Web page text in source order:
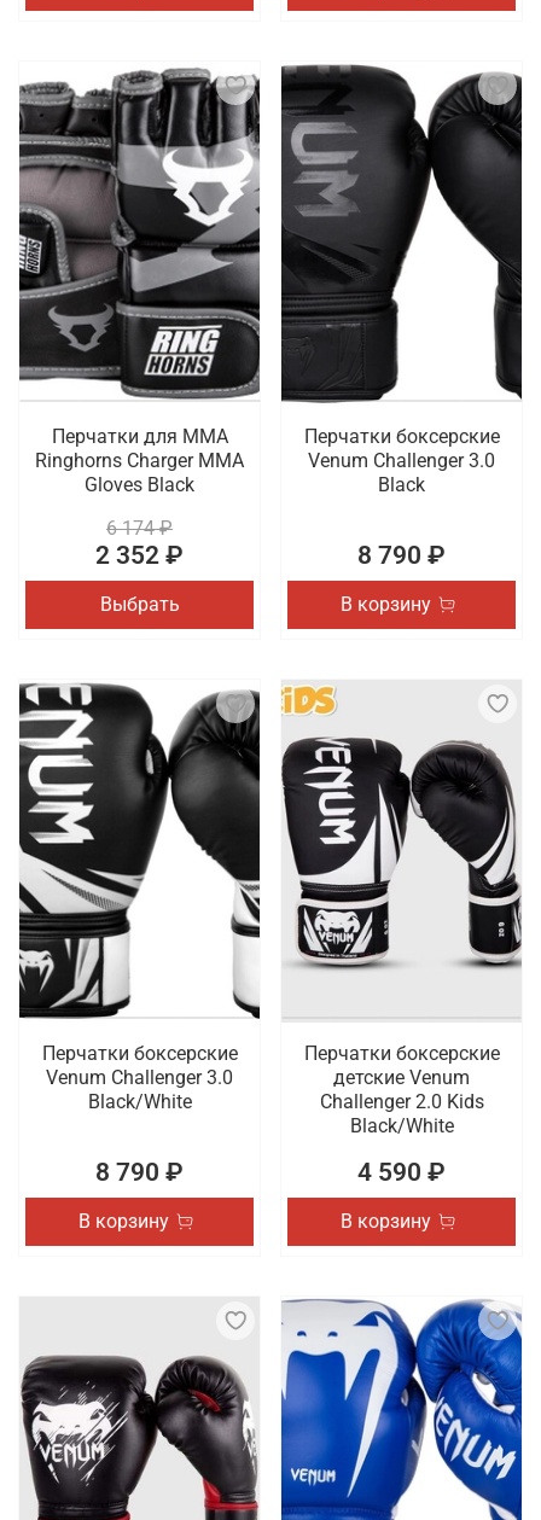
Перчатки для ММА
Ringhorns Charger MMA
Gloves Black
6 174 ₽
2 352 ₽
Выбрать
Перчатки боксерские
Venum Challenger 3.0
Black
8 790 ₽
В корзину
Перчатки боксерские
Venum Challenger 3.0
Black/White
8 790 ₽
В корзину
Перчатки боксерские
детские Venum
Challenger 2.0 Kids
Black/White
4 590 ₽
В корзину